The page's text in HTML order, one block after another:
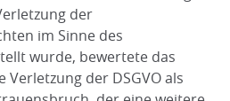
der
im Sinne des
wurde, bewertete das
der DSGVO als